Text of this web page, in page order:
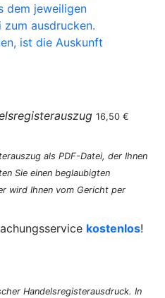
dem jeweiligen
ausdrucken.
ist die Auskunft
16,50 €
als PDF-Datei, der Ihnen
Sie einen beglaubigten
wird Ihnen vom Gericht per
kostenlos!
Handelsregisterausdruck. In